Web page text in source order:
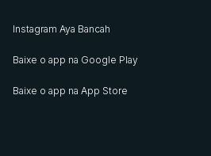
Instagram Aya Bancah
Baixe o app na Google Play
Baixe o app na App Store